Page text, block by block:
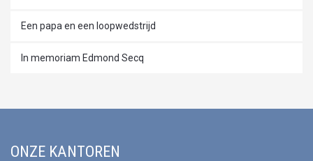
Een papa en een loopwedstrijd
In memoriam Edmond Secq
ONZE KANTOREN